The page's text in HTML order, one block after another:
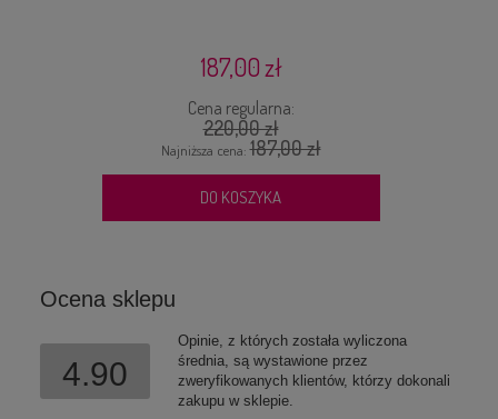
187,00 zł
Cena regularna:
220,00 zł
Najniższa cena:187,00 zł
DO KOSZYKA
Ocena sklepu
4.90
Opinie, z których została wyliczona
średnia, są wystawione przez
zweryfikowanych klientów, którzy dokonali
zakupu w sklepie.